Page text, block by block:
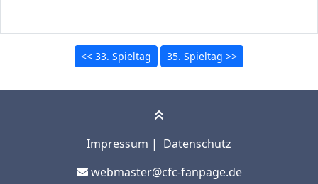
<< 33. Spieltag 35. Spieltag >>
Impressum | Datenschutz
webmaster@cfc-fanpage.de